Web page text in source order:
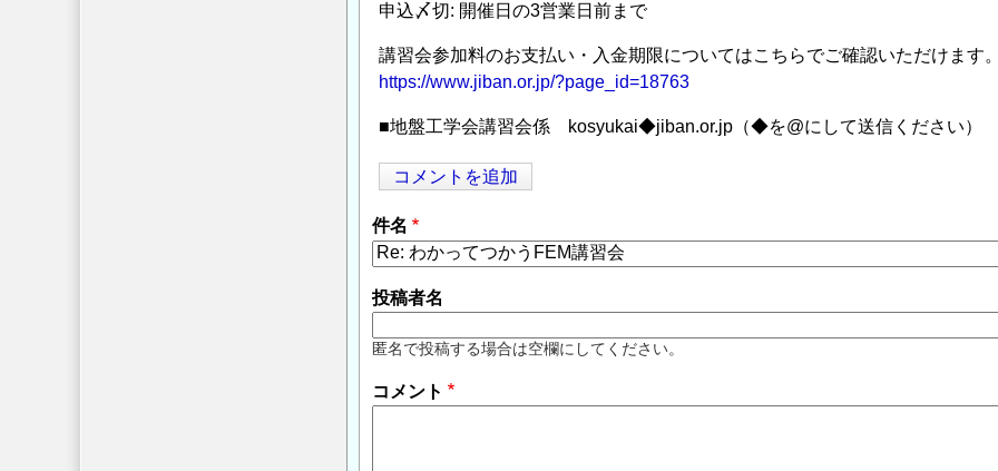
申込〆切: 開催日の3営業日前まで
講習会参加料のお支払い・入金期限についてはこちらでご確認いただけます。
https://www.jiban.or.jp/?page_id=18763
■地盤工学会講習会係 kosyukai◆jiban.or.jp（◆を@にして送信ください）
コメントを追加
件名
投稿者名
匿名で投稿する場合は空欄にしてください。
コメント